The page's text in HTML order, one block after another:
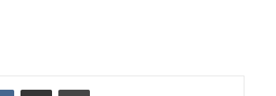
VKontakteShare via Email Print